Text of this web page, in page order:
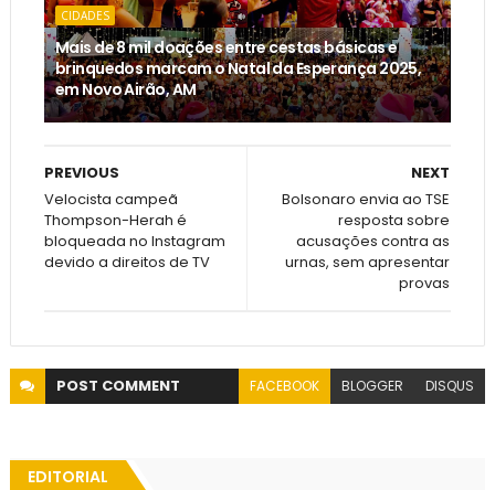
CIDADES
Mais de 8 mil doações entre cestas básicas e
brinquedos marcam o Natal da Esperança 2025,
em Novo Airão, AM
NEXT
Bolsonaro envia ao TSE
resposta sobre
acusações contra as
urnas, sem apresentar
provas
PREVIOUS
Velocista campeã
Thompson-Herah é
bloqueada no Instagram
devido a direitos de TV
POST COMMENT FACEBOOK BLOGGER DISQUS
EDITORIAL